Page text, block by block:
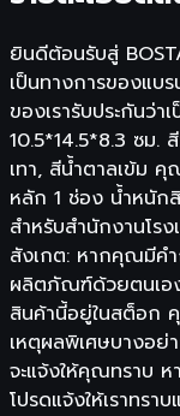
ยินดีต้อนรับสู่
เป็นทางการของแบ
ของเรารับประกันว่
10.5*14.5*8.3 ซม.
เทา, สีน้ำตาลเข้ม คุ
หลัก 1 ช่อง น้ำหนักสิ
สำหรับสำนักงานโร
สังเกต: หากคุณมีคำ
ผลิตภัณฑ์ด้วยตนเอง
สินค้านี้อยู่ในสต็อก
เหตุผลพิเศษบางอย่า
จะแจ้งให้คุณทราบ
โปรดแจ้งให้เราทรา